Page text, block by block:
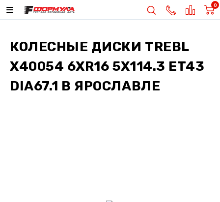
0
КОЛЕСНЫЕ ДИСКИ TREBL
X40054 6XR16 5X114.3 ET43
DIA67.1 В ЯРОСЛАВЛЕ